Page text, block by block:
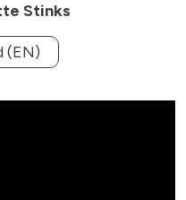
Stinks
(EN)